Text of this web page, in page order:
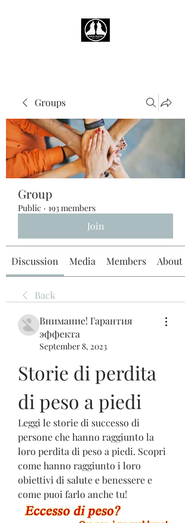
Groups
Group
Public · 193 members
Join
Discussion Media Members About
Back
Внимание! Гарантия
эффекта
September 8, 2023
Storie di perdita
di peso a piedi
Leggi le storie di successo di
persone che hanno raggiunto la
loro perdita di peso a piedi. Scopri
come hanno raggiunto i loro
obiettivi di salute e benessere e
come puoi farlo anche tu!